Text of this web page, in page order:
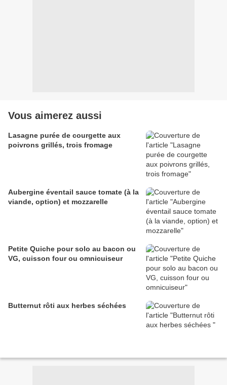
Vous aimerez aussi
Lasagne purée de courgette aux
poivrons grillés, trois fromage
Aubergine éventail sauce tomate (à la
viande, option) et mozzarelle
Petite Quiche pour solo au bacon ou
VG, cuisson four ou omnicuiseur
Butternut rôti aux herbes séchées